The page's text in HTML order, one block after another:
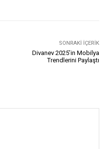
SONRAKI İÇERIK
Divanev 2025’in Mobilya
Trendlerini Paylaştı